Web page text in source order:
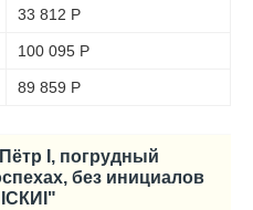
33 812 Р
100 095 Р
89 859 Р
I, погрудный
без инициалов